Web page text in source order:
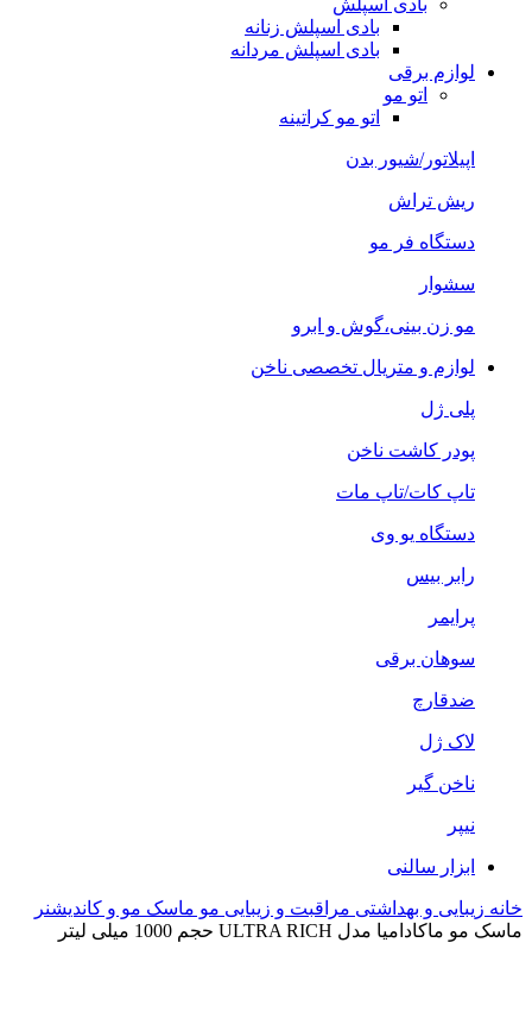
بادی اسپلش
بادی اسپلش زنانه
بادی اسپلش مردانه
لوازم برقی
اتو مو
اتو مو کراتینه
اپیلاتور/شیور بدن
ریش تراش
دستگاه فر مو
سشوار
مو زن بینی،گوش و ابرو
لوازم و متریال تخصصی ناخن
پلی ژل
پودر کاشت ناخن
تاپ کات/تاپ مات
دستگاه یو وی
رابر بیس
پرایمر
سوهان برقی
ضدقارچ
لاک ژل
ناخن گیر
نیپر
ابزار سالنی
خانه زیبایی و بهداشتی مراقبت و زیبایی مو ماسک مو و کاندیشنر
ماسک مو ماکادامیا مدل ULTRA RICH حجم 1000 میلی لیتر